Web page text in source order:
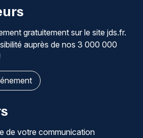
gratuitement sur le site jds.fr.
auprès de nos 3 000 000
de votre communication